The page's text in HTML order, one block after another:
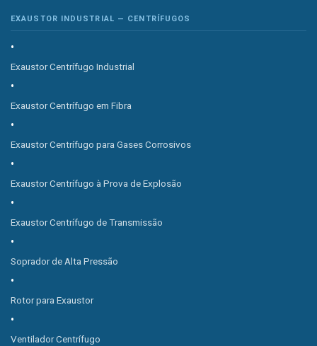
EXAUSTOR INDUSTRIAL — CENTRÍFUGOS
Exaustor Centrífugo Industrial
Exaustor Centrífugo em Fibra
Exaustor Centrífugo para Gases Corrosivos
Exaustor Centrífugo à Prova de Explosão
Exaustor Centrífugo de Transmissão
Soprador de Alta Pressão
Rotor para Exaustor
Ventilador Centrífugo